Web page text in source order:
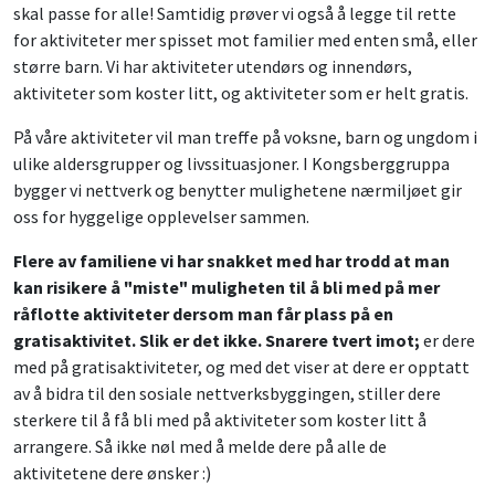
skal passe for alle! Samtidig prøver vi også å legge til rette
for aktiviteter mer spisset mot familier med enten små, eller
større barn. Vi har aktiviteter utendørs og innendørs,
aktiviteter som koster litt, og aktiviteter som er helt gratis.
På våre aktiviteter vil man treffe på voksne, barn og ungdom i
ulike aldersgrupper og livssituasjoner. I Kongsberggruppa
bygger vi nettverk og benytter mulighetene nærmiljøet gir
oss for hyggelige opplevelser sammen.
Flere av familiene vi har snakket med har trodd at man
kan risikere å "miste" muligheten til å bli med på mer
råflotte aktiviteter dersom man får plass på en
gratisaktivitet. Slik er det ikke. Snarere tvert imot; er dere
med på gratisaktiviteter, og med det viser at dere er opptatt
av å bidra til den sosiale nettverksbyggingen, stiller dere
sterkere til å få bli med på aktiviteter som koster litt å
arrangere. Så ikke nøl med å melde dere på alle de
aktivitetene dere ønsker :)